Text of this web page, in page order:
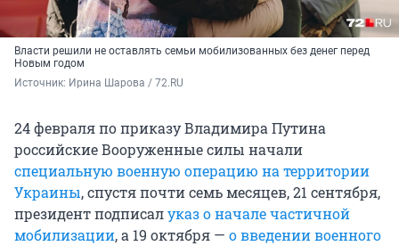
Власти решили не оставлять семьи мобилизованных без денег перед
Новым годом
Источник: Ирина Шарова / 72.RU
24 февраля по приказу Владимира Путина
российские Вооруженные силы начали
специальную военную операцию на территории
Украины, спустя почти семь месяцев, 21 сентября,
президент подписалуказ о начале частичной
мобилизации, а 19 октября — о введении военного